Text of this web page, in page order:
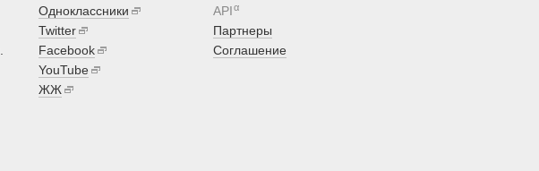
Одноклассники
Twitter
Facebook
YouTube
ЖЖ
APIα
Партнеры
Соглашение